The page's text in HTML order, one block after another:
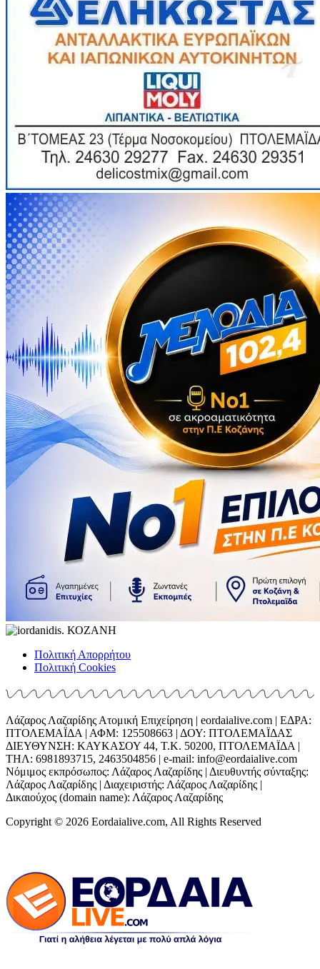
Πολιτική Απορρήτου
Πολιτική Cookies
Λάζαρος Λαζαρίδης Ατομική Επιχείρηση | eordaialive.com | ΕΔΡΑ:
ΠΤΟΛΕΜΑΪΔΑ | ΑΦΜ: 125508663 | ΔΟΥ: ΠΤΟΛΕΜΑΪΔΑΣ
ΔΙΕΥΘΥΝΣΗ: ΚΑΥΚΑΣΟΥ 44, Τ.Κ. 50200, ΠΤΟΛΕΜΑΪΔΑ |
ΤΗΛ: 6981893715, 2463504856 | e-mail: info@eordaialive.com
Νόμιμος εκπρόσωπος: Λάζαρος Λαζαρίδης | Διευθυντής σύνταξης:
Λάζαρος Λαζαρίδης | Διαχειριστής: Λάζαρος Λαζαρίδης |
Δικαιούχος (domain name): Λάζαρος Λαζαρίδης
Copyright © 2026 Eordaialive.com, All Rights Reserved